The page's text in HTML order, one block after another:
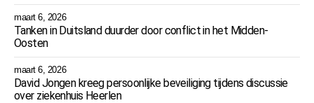
maart 6, 2026
Tanken in Duitsland duurder door conflict in het Midden-
Oosten
maart 6, 2026
David Jongen kreeg persoonlijke beveiliging tijdens discussie
over ziekenhuis Heerlen